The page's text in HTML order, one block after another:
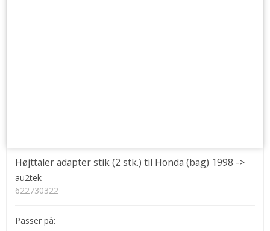
Højttaler adapter stik (2 stk.) til Honda (bag) 1998 ->
au2tek
622730322
Passer på: